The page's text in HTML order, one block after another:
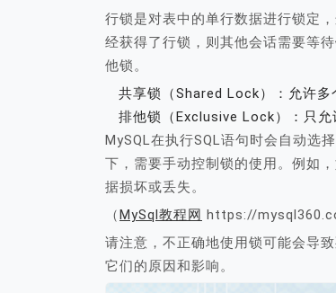
行锁是对表中的单行数据进行锁定
经获得了行锁，则其他会话需要等
他锁。
共享锁（Shared Lock）：允许多
排他锁（Exclusive Lock）：只允
MySQL在执行SQL语句时会自动选
下，需要手动控制锁的使用。例如
据损坏或丢失。
（MySql教程网 https://
请注意，不正确地使用锁可能会导
它们的原因和影响。